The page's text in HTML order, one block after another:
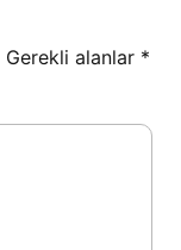
Gerekli alanlar *